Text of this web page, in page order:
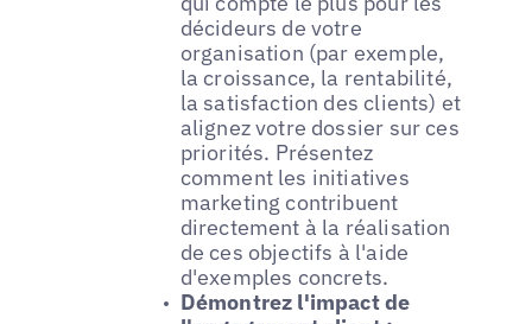
décideurs de votre
organisation (par exemple,
la croissance, la rentabilité,
la satisfaction des clients) et
alignez votre dossier sur ces
priorités. Présentez
comment les initiatives
marketing contribuent
directement à la réalisation
de ces objectifs à l'aide
d'exemples concrets.
Démontrez l'impact de